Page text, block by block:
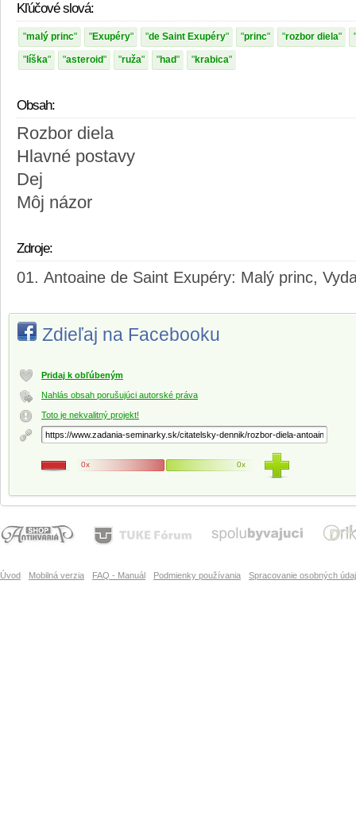
Kľúčové slová:
malý princ Exupéry de Saint Exupéry princ rozbor diela
líška asteroid ruža had krabica
Obsah:
Rozbor diela
Hlavné postavy
Dej
Môj názor
Zdroje:
Antoaine de Saint Exupéry: Malý princ,
Zdieľaj na Facebooku
Pridaj k obľúbeným
Nahlás obsah porušujúci autorské práva
Toto je nekvalitný projekt!
0x 0x
Úvod Mobilná verzia FAQ - Manuál Podmienky používania Spracovanie osobných